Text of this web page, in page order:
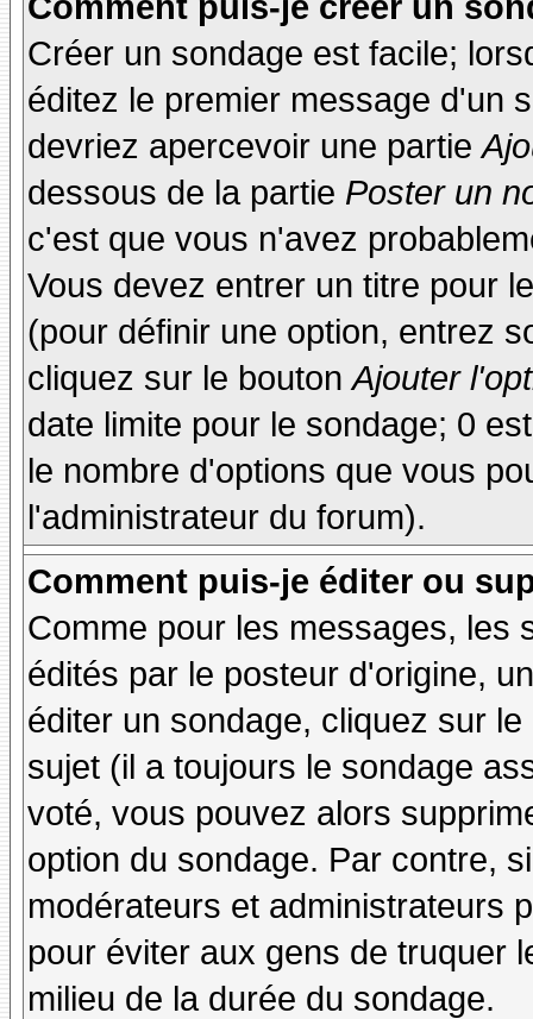
Créer un sondage est facile;
éditez le premier message d'un
devriez apercevoir une partie
dessous de la partie Poster un
c'est que vous n'avez
Vous devez entrer un titre pour
(pour définir une option, entrez
cliquez sur le boutonAjouter
date limite pour le sondage; 0
le nombre d'options que vous
l'administrateur du forum).
Comment puis-je éditer ou
Comme pour les messages, les
édités par le posteur d'origine,
éditer un sondage, cliquez sur
sujet (il a toujours le sondage
voté, vous pouvez alors
option du sondage. Par contre,
modérateurs et administrateurs
pour éviter aux gens de truquer
milieu de la durée du sondage.